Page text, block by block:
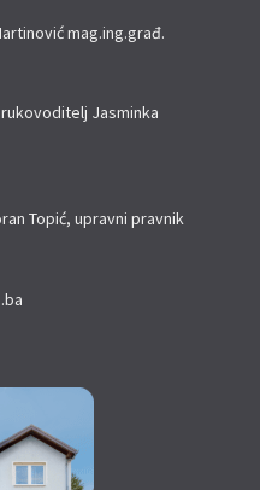
mag.ing.građ.
Jasminka
Topić, upravni pravnik